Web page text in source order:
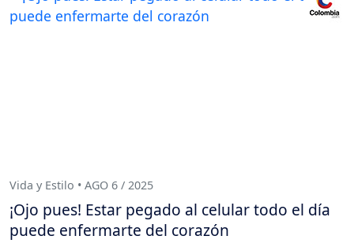
Vida y Estilo • AGO 6 / 2025
¡Ojo pues! Estar pegado al celular todo el día
puede enfermarte del corazón